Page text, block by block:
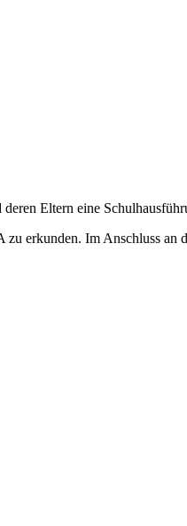
Eltern eine
erkunden. Im Anschluss